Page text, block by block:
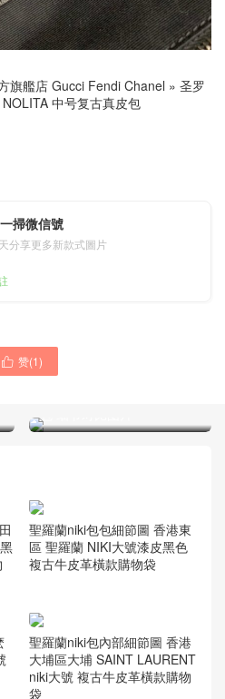
旗艦店 Gucci Fendi Chanel » 圣罗
中号复古真皮包
掃微信號
分享更多新款式圖片
 赞(1)
圣罗兰 ysl niki shopping
聖羅蘭niki包包細節圖 香港東
區 聖羅蘭 NIKI大號漆皮黑色
複古牛皮革橫款購物袋
聖羅蘭niki包內部細節圖 香港
大埔區大埔 SAINT LAURENT
niki大號 複古牛皮革橫款購物
袋